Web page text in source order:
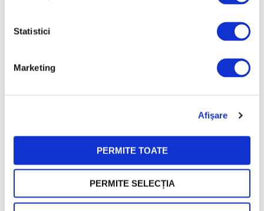
Statistici
Marketing
Afişare
PERMITE TOATE
PERMITE SELECȚIA